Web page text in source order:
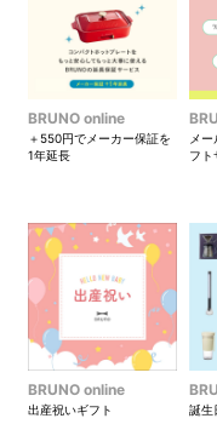
スター
●メッセージ(4種類)
BRUNO online
＋550円でメーカー保証を
1年延長
メー
フト
BRUNO online
出産祝いギフト 誕生